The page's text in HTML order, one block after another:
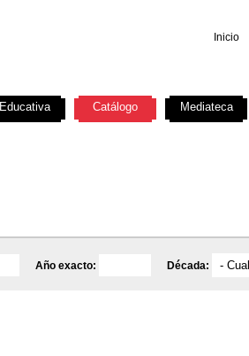
Inicio
Año exacto: Década:
Educativa Catálogo Mediateca